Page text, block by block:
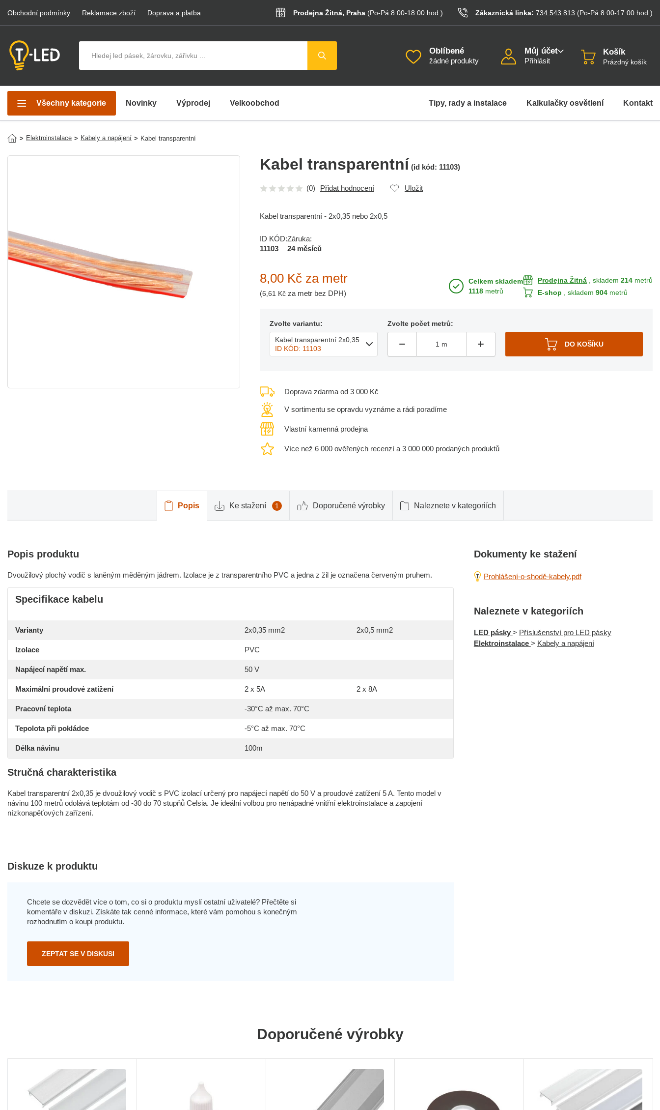
Obchodní podmínky Reklamace zboží Doprava a platba Prodejna Žitná, Praha (Po-Pá 8:00-18:00 hod. ) Zákaznická linka: 734 543 813 (Po-Pá 8:00-17:00 hod. )
Oblíbené
žádné produkty
Můj účet
Přihlásit
Košík
Prázdný košík
Všechny kategorie Novinky Výprodej Velkoobchod Tipy, rady a instalace Kalkulačky osvětlení Kontakt
> Elektroinstalace > Kabely a napájení > Kabel transparentní
Kabel transparentní (id kód: 11103)
(0) Přidat hodnocení Uložit
Kabel transparentní - 2x0,35 nebo 2x0,5
ID KÓD:
11103
Záruka:
24 měsíců
8,00 Kč za metr
(6,61 Kč za metr bez DPH)
Celkem skladem
1118 metrů
Prodejna Žitná , skladem 214 metrů
E-shop
, skladem 904 metrů
Zvolte variantu:
Kabel transparentní 2x0,35
ID KÓD: 11103
Zvolte počet metrů:
Doprava zdarma od 3 000 Kč
V sortimentu se opravdu vyznáme a rádi poradíme
Vlastní kamenná prodejna
Více než 6 000 ověřených recenzí a 3 000 000 prodaných produktů
Popis Ke stažení 1 Doporučené výrobky Naleznete v kategoriích
Popis produktu
Dvoužilový plochý vodič s laněným měděným jádrem. Izolace je z transparentního PVC a jedna z žil je označena červeným pruhem.
Specifikace kabelu
Varianty 2x0,35 mm2 2x0,5 mm2
Izolace PVC
Napájecí napětí max. 50 V
Maximální proudové zatížení 2 x 5A 2 x 8A
Pracovní teplota -30°C až max. 70°C
Tepolota při pokládce -5°C až max. 70°C
Délka návinu 100m
Stručná charakteristika
Kabel transparentní 2x0,35 je dvoužilový vodič s PVC izolací určený pro napájecí napětí do 50 V a proudové zatížení 5 A. Tento model v
návinu 100 metrů odolává teplotám od -30 do 70 stupňů Celsia. Je ideální volbou pro nenápadné vnitřní elektroinstalace a zapojení
nízkonapěťových zařízení.
Diskuze k produktu
Chcete se dozvědět více o tom, co si o produktu myslí ostatní uživatelé? Přečtěte si
komentáře v diskuzi. Získáte tak cenné informace, které vám pomohou s konečným
rozhodnutím o koupi produktu.
ZEPTAT SE V DISKUSI
Dokumenty ke stažení
Prohlášení-o-shodě-kabely.pdf
Naleznete v kategoriích
LED pásky > Příslušenství pro LED pásky
Elektroinstalace > Kabely a napájení
Doporučené výrobky